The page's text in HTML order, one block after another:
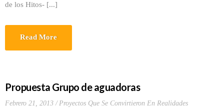
de los Hitos- [...]
Read More
Propuesta Grupo de aguadoras
Febrero 21, 2013
Proyectos Que Se Convirtieron En Realidades